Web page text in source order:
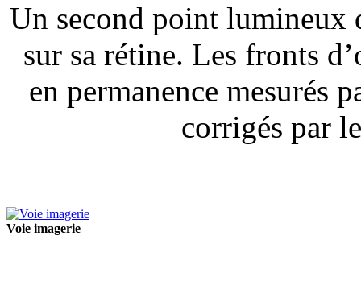
Un second point lumineux
sur sa rétine. Les fronts
en permanence mesurés
corrigés par
Voie imagerie